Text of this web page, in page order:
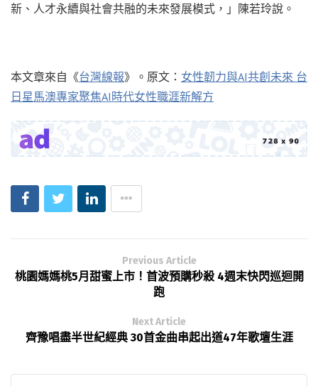
新、人才永續與社會共融的未來發展模式，」陳若玲說。
本文章來自《台灣線報》。原文： 女性韌力與AI共創未來 台
日星馬澳專家聚焦AI時代女性職涯新解方
Previous Article
桃園媽媽桃5月甜蜜上市！首波預購秒殺 4週末快閃巡迴開
跑
Next Article
齊豫唱盡半世紀經典 30首金曲串起出道47年歌壇生涯